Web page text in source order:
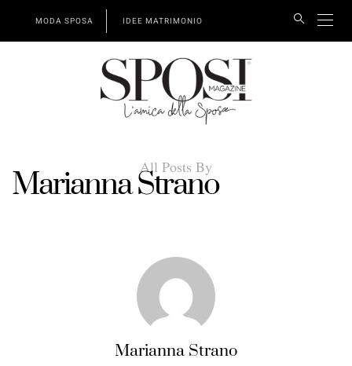
MODA SPOSA IDEE MATRIMONIO
All Posts By
Marianna Strano
Marianna Strano